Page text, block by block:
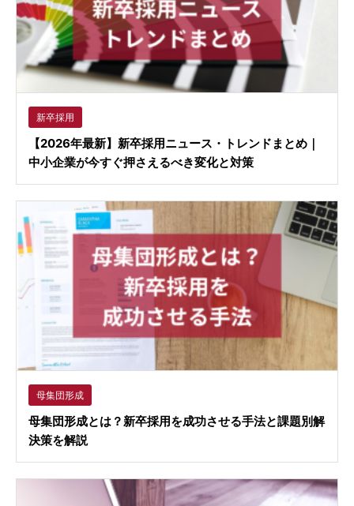
新卒採用
【2026年最新】新卒採用ニュース・トレンドまとめ｜
中小企業が今すぐ押さえるべき変化と対策
母集団形成
母集団形成とは？新卒採用を成功させる手法と課題別解
決策を解説